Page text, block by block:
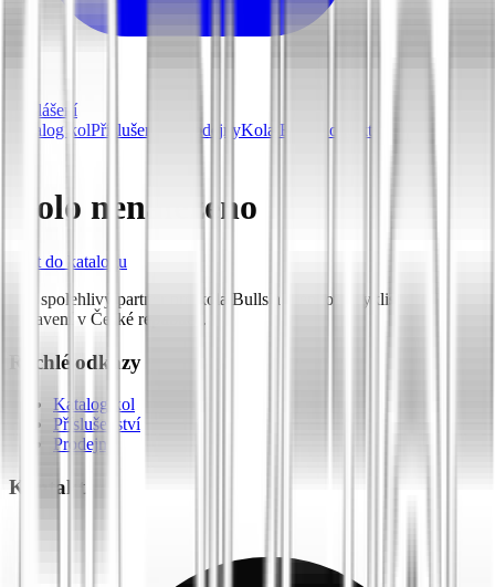
Přihlášení
Katalog kolPříslušenství ProdejnyKola Bulls Kontakt
Kolo nenalezeno
Zpět do katalogu
Váš spolehlivý partner pro kola Bulls a prémiové cyklistické
vybavení v České republice.
Rychlé odkazy
Katalog kol
Příslušenství
Prodejny
Kontakt